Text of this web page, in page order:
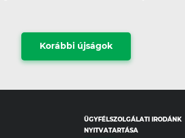
Korábbi újságok
ÜGYFÉLSZOLGÁLATI IRODÁNK
NYITVATARTÁSA